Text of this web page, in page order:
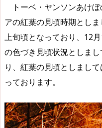
トーベ・ヤンソンあけぼ
アの紅葉の見頃時期とし
上旬頃となっており、12
の色づき見頃状況としま
り、紅葉の見頃としまし
っております。